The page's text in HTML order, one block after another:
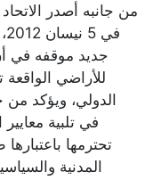
من جانبه أصدر الاتحاد
في
جديد موقفه في أن
للأراضي الواقعة
الدولي، ويؤكد
في تلبية معايير
تحترمها
المدنية